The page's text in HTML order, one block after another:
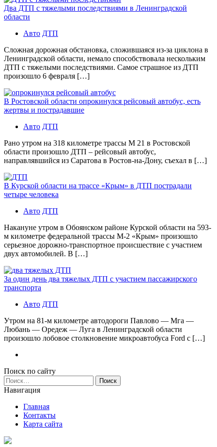
Два ДТП с тяжелыми последствиями в Ленинградской
области
Авто ДТП
Сложная дорожная обстановка, сложившаяся из-за циклона в
Ленинградской области, немало способствовала нескольким
ДТП с тяжелыми последствиями. Самое страшное из ДТП
произошло 6 февраля […]
В Ростовской области опрокинулся рейсовый автобус, есть
жертвы и пострадавшие
Авто ДТП
Рано утром на 318 километре трассы М 21 в Ростовской
области произошло ДТП – рейсовый автобус,
направлявшийся из Саратова в Ростов-на-Дону, съехал в […]
В Курской области на трассе «Крым» в ДТП пострадали
четыре человека
Авто ДТП
Накануне утром в Обоянском районе Курской области на 593-
м километре федеральной трассы М-2 «Крым» произошло
серьезное дорожно-транспортное происшествие с участием
двух автомобилей. В […]
За один день два тяжелых ДТП с участием пассажирского
транспорта
Авто ДТП
Утром на 81-м километре автодороги Павлово — Мга —
Любань — Оредеж — Луга в Ленинградской области
произошло лобовое столкновение микроавтобуса Ford с […]
Поиск по сайту
Найти:
Навигация
Главная
Контакты
Карта сайта